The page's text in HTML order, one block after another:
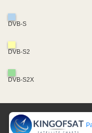
DVB-S
DVB-S2
DVB-S2X